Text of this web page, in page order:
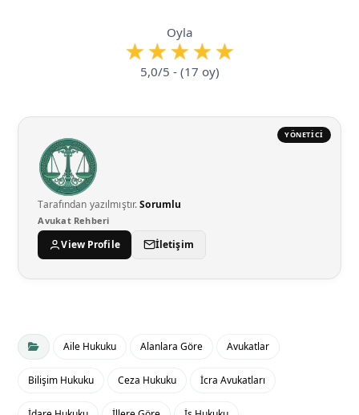
Oyla
5,0/5 - (17 oy)
YÖNETICI
Tarafından yazılmıştır.Sorumlu
Avukat Rehberi
View Profile İletişim
Aile Hukuku Alanlara Göre Avukatlar
Bilişim Hukuku Ceza Hukuku İcra Avukatları